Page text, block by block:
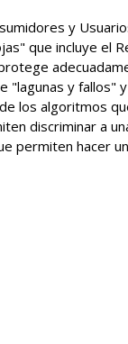
y
que incluye el
"lagunas y fallos"
los algoritmos
discriminar a
permiten hacer